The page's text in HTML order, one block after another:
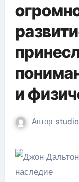
и
Автор